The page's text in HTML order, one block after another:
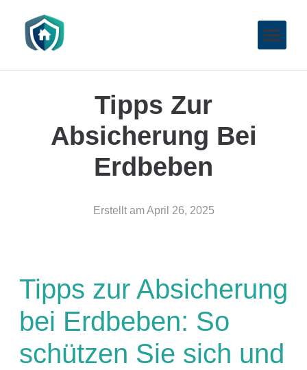
Tipps Zur
Absicherung Bei
Erdbeben
Erstellt am April 26, 2025
Tipps zur Absicherung
bei Erdbeben: So
schützen Sie sich und